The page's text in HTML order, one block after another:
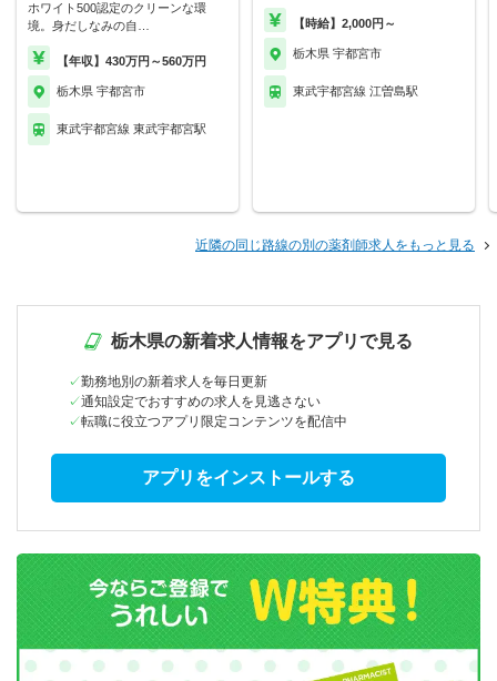
ホワイト500認定のクリーンな環
境。身だしなみの自…
【年収】430万円～560万円
栃木県 宇都宮市
東武宇都宮線 東武宇都宮駅
【時給】2,000円～
栃木県 宇都宮市
東武宇都宮線 江曽島駅
近隣の同じ路線の別の薬剤師求人をもっと見る
栃木県の新着求人情報をアプリで見る
勤務地別の新着求人を毎日更新
通知設定でおすすめの求人を見逃さない
転職に役立つアプリ限定コンテンツを配信中
アプリをインストールする